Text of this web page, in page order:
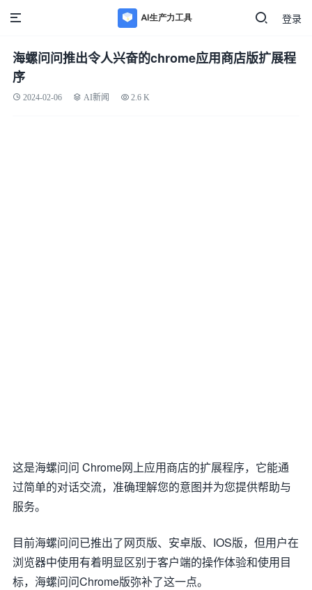
登录
海螺问问推出令人兴奋的chrome应用商店版扩展程
序
2024-02-06 AI新闻 2.6 K
这是海螺问问 Chrome网上应用商店的扩展程序，它能通
过简单的对话交流，准确理解您的意图并为您提供帮助与
服务。
目前海螺问问已推出了网页版、安卓版、IOS版，但用户在
浏览器中使用有着明显区别于客户端的操作体验和使用目
标，海螺问问Chrome版弥补了这一点。